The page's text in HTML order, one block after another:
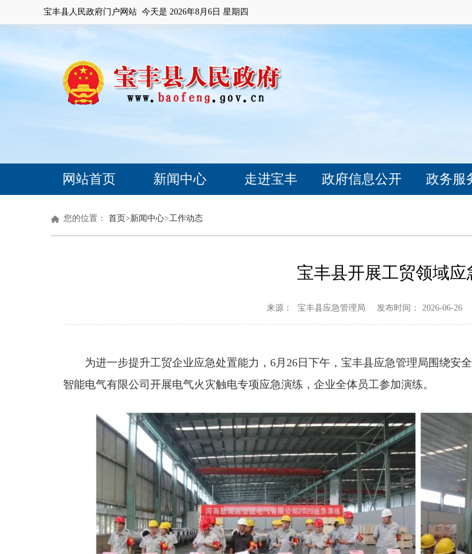
宝丰县人民政府门户网站 今天是 2026年8月6日 星期四
网站首页 新闻中心 走进宝丰 政府信息公开 政务服
您的位置： 首页>新闻中心>工作动态
宝丰县开展工贸领域应
来源： 宝丰县应急管理局 发布时间： 2026-06-26
为进一步提升工贸企业应急处置能力，6月26日下午，宝丰县应急管理局围绕安
智能电气有限公司开展电气火灾触电专项应急演练，企业全体员工参加演练。